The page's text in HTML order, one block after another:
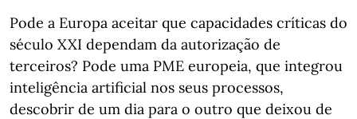
Pode a Europa aceitar que capacidades críticas do
século XXI dependam da autorização de
terceiros? Pode uma PME europeia, que integrou
inteligência artificial nos seus processos,
descobrir de um dia para o outro que deixou de